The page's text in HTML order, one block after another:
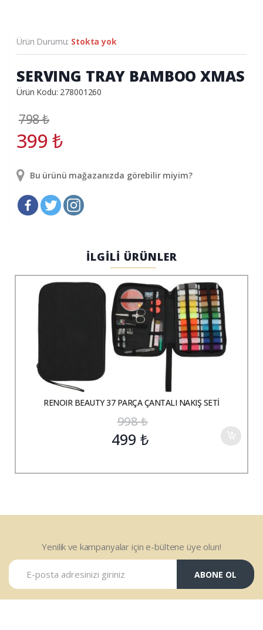
Ürün Durumu: Stokta yok
SERVING TRAY BAMBOO XMAS
Ürün Kodu: 278001260
798₺
399₺
Bu ürünü mağazanızda görebilir miyim?
İLGİLİ ÜRÜNLER
RENOIR BEAUTY 37 PARÇA ÇANTALI NAKIŞ SETİ
998₺
499 ₺
Yenilik ve kampanyalar için e-bültene üye olun!
ABONE OL